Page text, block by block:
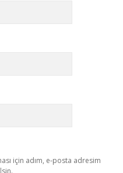
için adım, e-posta adresim